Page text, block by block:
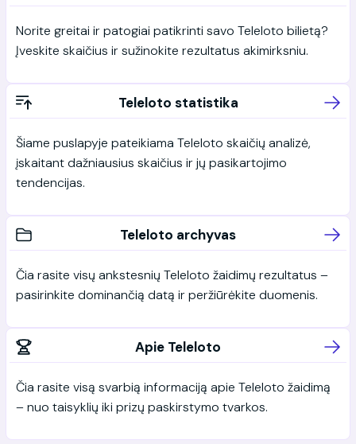
Norite greitai ir patogiai patikrinti savo Teleloto bilietą?
Įveskite skaičius ir sužinokite rezultatus akimirksniu.
Teleloto statistika
Šiame puslapyje pateikiama Teleloto skaičių analizė,
įskaitant dažniausius skaičius ir jų pasikartojimo
tendencijas.
Teleloto archyvas
Čia rasite visų ankstesnių Teleloto žaidimų rezultatus –
pasirinkite dominančią datą ir peržiūrėkite duomenis.
Apie Teleloto
Čia rasite visą svarbią informaciją apie Teleloto žaidimą
– nuo taisyklių iki prizų paskirstymo tvarkos.